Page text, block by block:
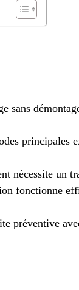
sans
principales
nécessite un
fonctionne
préventive